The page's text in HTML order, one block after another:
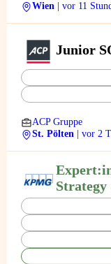
Wien
| vor 11
Junior
ACP Gruppe
St. Pölten
| vor 2